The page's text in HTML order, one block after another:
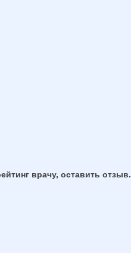
врачу, оставить отзыв.